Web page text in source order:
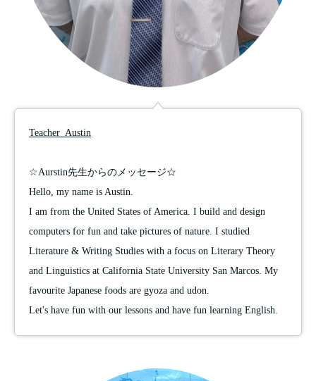
Teacher Austin
☆Aurstin先生からのメッセージ☆
Hello, my name is Austin.
I am from the United States of America. I build and design
computers for fun and take pictures of nature. I studied
Literature & Writing Studies with a focus on Literary Theory
and Linguistics at California State University San Marcos. My
favourite Japanese foods are gyoza and udon.
Let's have fun with our lessons and have fun learning English.